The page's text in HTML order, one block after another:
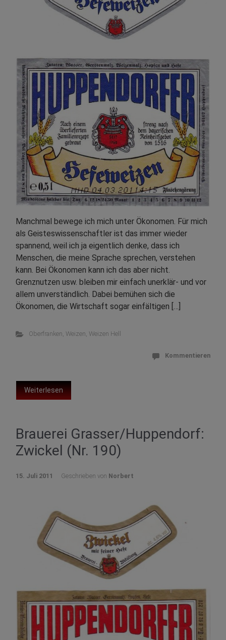
Manchmal bewege ich mich unter Ökonomen. Für mich
als Geisteswissenschaftler ist das immer wieder
spannend, weil ich ja eigentlich denke, dass ich
Menschen, die meine Sprache sprechen, verstehen
kann. Bei Ökonomen kann ich das aber nicht.
Grenznutzen usw. bleiben mir einfach unerklär- und vor
allem unverständlich. Dabei bemühen sich die
Ökonomen, die Wirtschaft sogar einfältigen […]
Oberfranken, Weizen, Weizen Hell
Kommentieren
Weiterlesen
Brauerei Grasser/Huppendorf:
Zwickel (Nr. 190)
15. Juli 2011 Geschrieben von Norbert